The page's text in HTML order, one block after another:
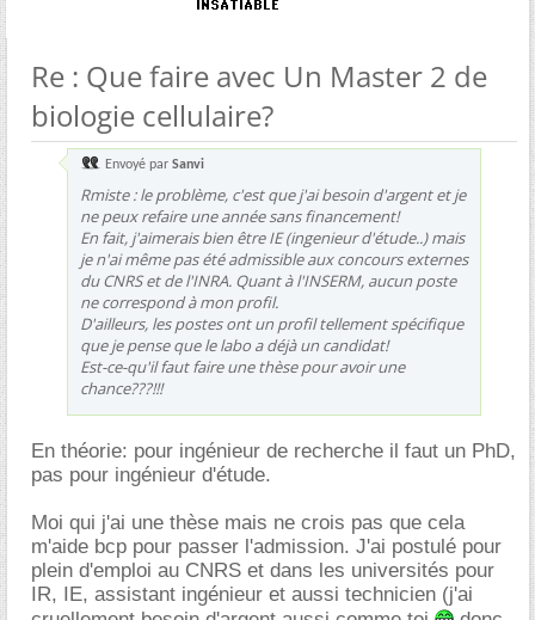
Re : Que faire avec Un Master 2 de
biologie cellulaire?
Envoyé par Sanvi
Rmiste : le problème, c'est que j'ai besoin d'argent et je
ne peux refaire une année sans financement!
En fait, j'aimerais bien être IE (ingenieur d'étude..) mais
je n'ai même pas été admissible aux concours externes
du CNRS et de l'INRA. Quant à l'INSERM, aucun poste
ne correspond à mon profil.
D'ailleurs, les postes ont un profil tellement spécifique
que je pense que le labo a déjà un candidat!
Est-ce-qu'il faut faire une thèse pour avoir une
chance???!!!
En théorie: pour ingénieur de recherche il faut un PhD,
pas pour ingénieur d'étude.
Moi qui j'ai une thèse mais ne crois pas que cela
m'aide bcp pour passer l'admission. J'ai postulé pour
plein d'emploi au CNRS et dans les universités pour
IR, IE, assistant ingénieur et aussi technicien (j'ai